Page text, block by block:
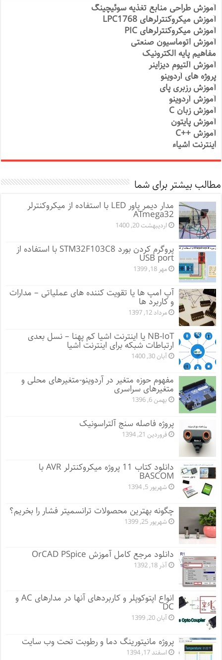
آموزش طراحی منابع تغذیه سوئیچینگ
آموزش میکروکنترلرهای LPC1768
آموزش میکروکنترلرهای PIC
آموزش اتوماسیون صنعتی
مفاهیم پایه الکترونیک
آموزش آلتیوم دیزاینر
پروژه های آردوینو
آموزش رزبری پای
آموزش آردوینو
آموزش زبان C
آموزش پایتون
آموزش ++C
اینترنت اشیاء
مطالب بیشتر برای شما
مدار دیمر پاور LED با استفاده از میکروکنترلر
ATmega32
اردیبهشت 20, 1400
پروگرم کردن بورد STM32F103C8 با استفاده از
USB port
مهر 18, 1399
آپ امپ ها یا تقویت کننده های عملیاتی – مدارات
و کاربرد ها
مرداد 12, 1397
NB-IoT یا اینترنت اشیا کم پهنا – نسل بعدی
ارتباطات شبکه برای اینترنت اشیا
آبان 30, 1400
مفهوم حوزه متغیر در آردوینو-متغیرهای محلی و
متغیرهای سراسری
بهمن 6, 1396
پروژه فاصله سنج آلتراسونیک
فروردین 21, 1394
دانلود کتاب 11 پروژه میکروکنترلر AVR با
BASCOM
شهریور 5, 1394
چگونه بهترین محصولات ترانسمیتر فشار را بخریم؟
شهریور 25, 1399
دانلود مرجع کامل آموزش OrCAD PSpice
آذر 18, 1392
انواع اپتوکوپلر و کاربردهای آنها در مدارهای AC و
DC
آبان 20, 1399
پروژه مانيتورينگ دما و رطوبت تحت وب سایت
اسفند 17, 1394